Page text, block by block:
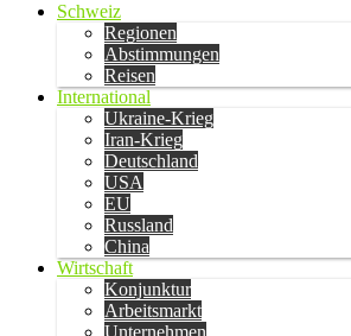
Schweiz
Regionen
Abstimmungen
Reisen
International
Ukraine-Krieg
Iran-Krieg
Deutschland
USA
EU
Russland
China
Wirtschaft
Konjunktur
Arbeitsmarkt
Unternehmen